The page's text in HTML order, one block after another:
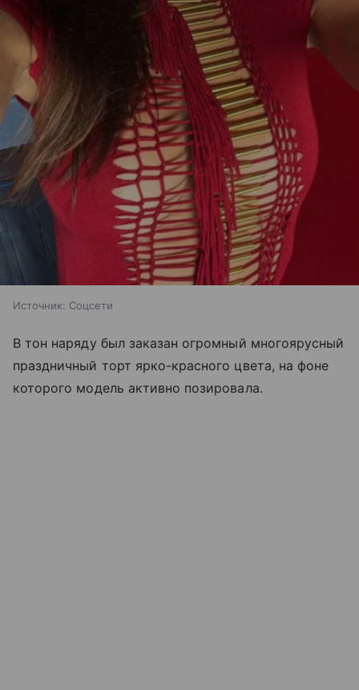
Источник: Соцсети
В тон наряду был заказан огромный многоярусный
праздничный торт ярко-красного цвета, на фоне
которого модель активно позировала.